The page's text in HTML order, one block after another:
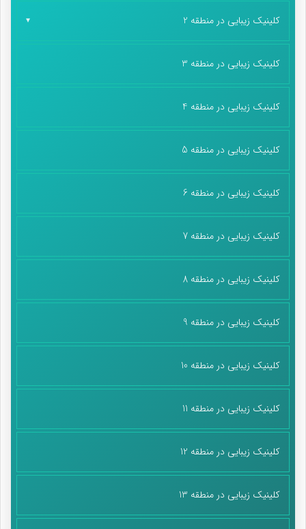
کلینیک زیبایی در منطقه 2
کلینیک زیبایی در منطقه 3
کلینیک زیبایی در منطقه 4
کلینیک زیبایی در منطقه 5
کلینیک زیبایی در منطقه 6
کلینیک زیبایی در منطقه 7
کلینیک زیبایی در منطقه 8
کلینیک زیبایی در منطقه 9
کلینیک زیبایی در منطقه 10
کلینیک زیبایی در منطقه 11
کلینیک زیبایی در منطقه 12
کلینیک زیبایی در منطقه 13